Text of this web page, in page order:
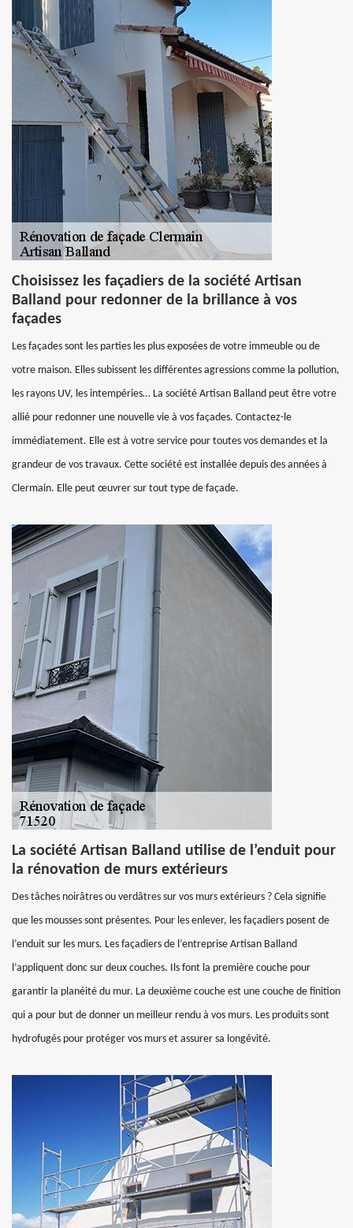
Choisissez les façadiers de la société Artisan
Balland pour redonner de la brillance à vos
façades
Les façades sont les parties les plus exposées de votre immeuble ou de
votre maison. Elles subissent les différentes agressions comme la pollution,
les rayons UV, les intempéries… La société Artisan Balland peut être votre
allié pour redonner une nouvelle vie à vos façades. Contactez-le
immédiatement. Elle est à votre service pour toutes vos demandes et la
grandeur de vos travaux. Cette société est installée depuis des années à
Clermain. Elle peut œuvrer sur tout type de façade.
La société Artisan Balland utilise de l’enduit pour
la rénovation de murs extérieurs
Des tâches noirâtres ou verdâtres sur vos murs extérieurs ? Cela signifie
que les mousses sont présentes. Pour les enlever, les façadiers posent de
l’enduit sur les murs. Les façadiers de l’entreprise Artisan Balland
l’appliquent donc sur deux couches. Ils font la première couche pour
garantir la planéité du mur. La deuxième couche est une couche de finition
qui a pour but de donner un meilleur rendu à vos murs. Les produits sont
hydrofugés pour protéger vos murs et assurer sa longévité.